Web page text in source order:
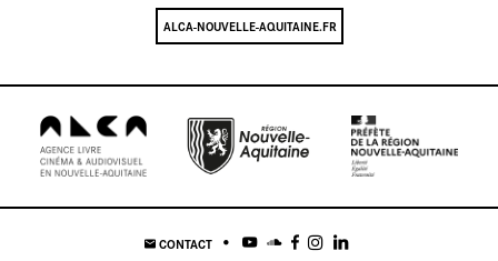
ALCA-NOUVELLE-AQUITAINE.FR
CONTACT